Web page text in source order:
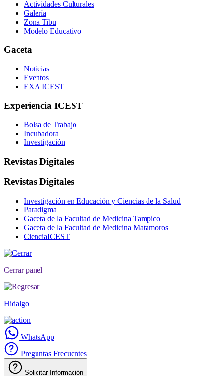
Actividades Culturales
Galería
Zona Tibu
Modelo Educativo
Gaceta
Noticias
Eventos
EXA ICEST
Experiencia ICEST
Bolsa de Trabajo
Incubadora
Investigación
Revistas Digitales
Revistas Digitales
Investigación en Educación y Ciencias de la Salud
Paradigma
Gaceta de la Facultad de Medicina Tampico
Gaceta de la Facultad de Medicina Matamoros
CienciaICEST
Cerrar panel
Hidalgo
WhatsApp
Preguntas Frecuentes
Solicitar Información